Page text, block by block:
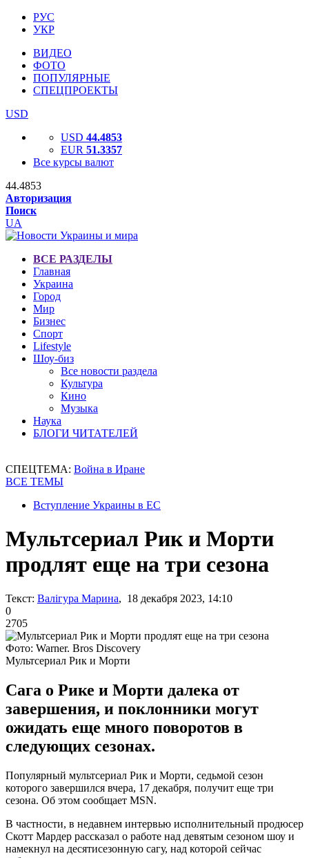
РУС
УКР
ВИДЕО
ФОТО
ПОПУЛЯРНЫЕ
СПЕЦПРОЕКТЫ
USD
USD 44.4853
EUR 51.3357
Все курсы валют
44.4853
Авторизация
Поиск
UA
ВСЕ РАЗДЕЛЫ
Главная
Украина
Город
Мир
Бизнес
Спорт
Lifestyle
Шоу-биз
Все новости раздела
Культура
Кино
Музыка
Наука
БЛОГИ ЧИТАТЕЛЕЙ
СПЕЦТЕМА: Война в Иране
ВСЕ ТЕМЫ
Вступление Украины в ЕС
Мультсериал Рик и Морти
продлят еще на три сезона
Текст: Валігура Марина, 18 декабря 2023, 14:10
0
2705
Фото: Warner. Bros Discovery
Мультсериал Рик и Морти
Сага о Рике и Морти далека от
завершения, и поклонники могут
ожидать еще много поворотов в
следующих сезонах.
Популярный мультсериал Рик и Морти, седьмой сезон
которого завершился вчера, 17 декабря, получит еще три
сезона. Об этом сообщает MSN.
В частности, в недавнем интервью исполнительный продюсер
Скотт Мардер рассказал о работе над девятым сезоном шоу и
намекнул на десятисезонную сагу, над которой сейчас